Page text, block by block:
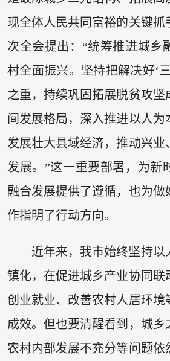
现全体人民共同富裕的关键抓
次全会提出：“统筹推进城乡
村全面振兴。坚持把解决好‘
之重，持续巩固拓展脱贫攻坚
间发展格局，深入推进以人为
发展壮大县域经济，推动兴业
发展。”这一重要部署，为新
融合发展提供了遵循，也为做
作指明了行动方向。
近年来，我市始终坚持以
镇化，在促进城乡产业协同联
创业就业、改善农村人居环境
成效。但也要清醒看到，城乡
农村内部发展不充分等问题依